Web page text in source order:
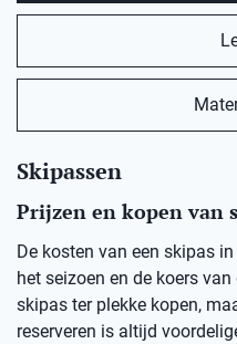
Skipassen
Prijzen en kopen van
De kosten van een skipas in
het seizoen en de koers
skipas ter plekke kopen,
reserveren is altijd